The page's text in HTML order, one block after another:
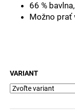
66 %
Možno prať
VARIANT